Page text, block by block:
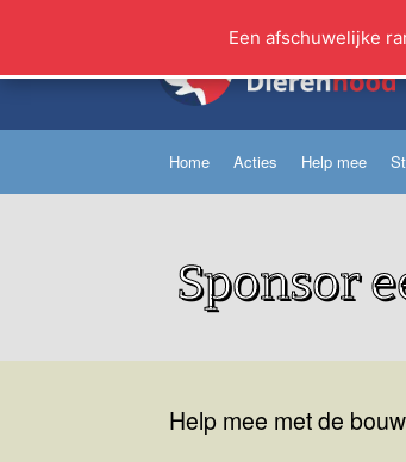
inhoud
Home Acties Help mee
Sponsor
Help mee met de
Een afschuwelijke